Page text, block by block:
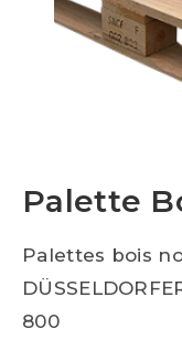
Palette
Palettes bois
800